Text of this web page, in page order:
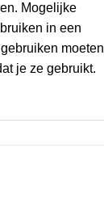
Mogelijke
in een
moeten
je ze gebruikt.